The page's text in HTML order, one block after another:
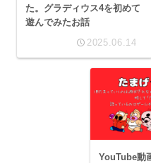
た。グラディウス4を初めて
遊んでみたお話
2025.06.14
YouTube動